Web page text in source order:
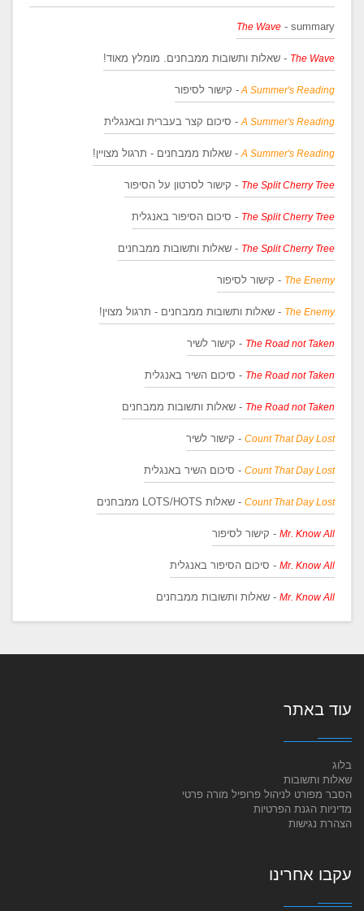
The Wave - summary
The Wave - שאלות ותשובות ממבחנים. מומלץ מאוד!
A Summer's Reading - קישור לסיפור
A Summer's Reading - סיכום קצר בעברית ובאנגלית
A Summer's Reading - שאלות ממבחנים - תרגול מצויין!
The Split Cherry Tree - קישור לסרטון על הסיפור
The Split Cherry Tree - סיכום הסיפור באנגלית
The Split Cherry Tree - שאלות ותשובות ממבחנים
The Enemy - קישור לסיפור
The Enemy - שאלות ותשובות ממבחנים - תרגול מצוין!
The Road not Taken - קישור לשיר
The Road not Taken - סיכום השיר באנגלית
The Road not Taken - שאלות ותשובות ממבחנים
Count That Day Lost - קישור לשיר
Count That Day Lost - סיכום השיר באנגלית
Count That Day Lost - שאלות LOTS/HOTS ממבחנים
Mr. Know All - קישור לסיפור
Mr. Know All - סיכום הסיפור באנגלית
Mr. Know All - שאלות ותשובות ממבחנים
עוד באתר
בלוג
שאלות ותשובות
הסבר מפורט לניהול פרופיל מורה פרטי
מדיניות הגנת הפרטיות
הצהרת נגישות
עקבו אחרינו